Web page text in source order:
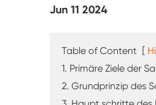
Staub prüf kammer
Regen Test kammer
Jun 11 2024
Table of Content [
1. Primäre Ziele der
2. Grundprinzip des